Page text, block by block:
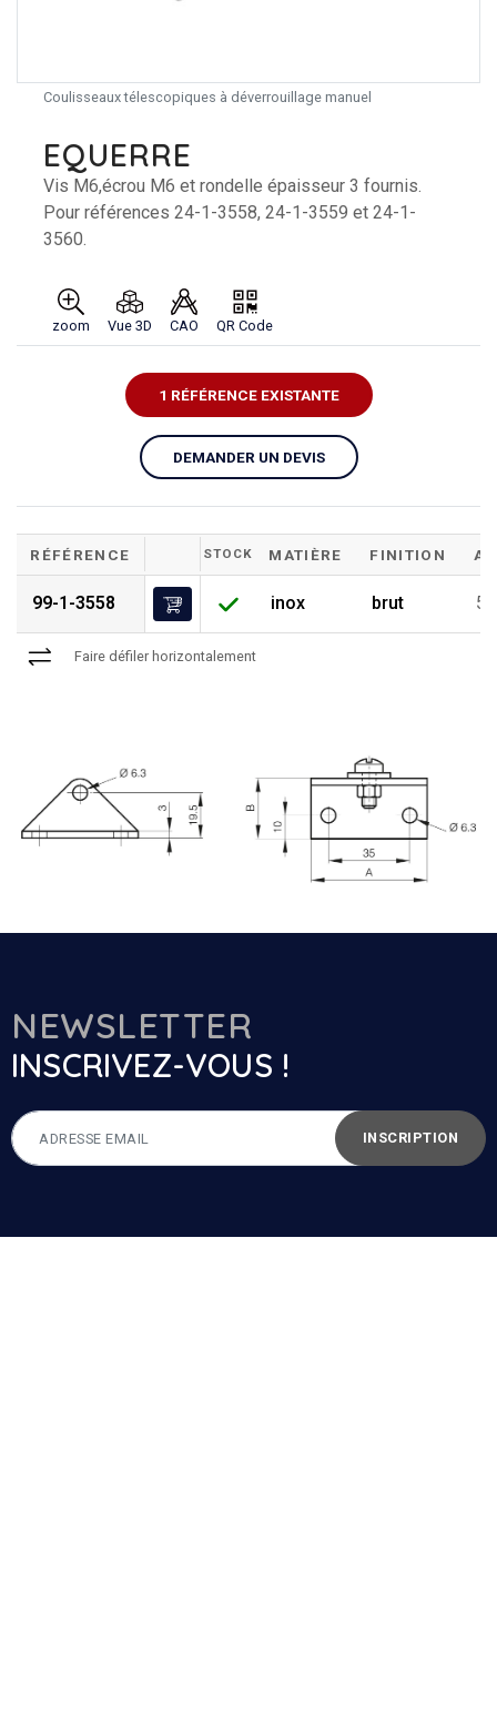
Coulisseaux télescopiques à déverrouillage manuel
EQUERRE
Vis M6,écrou M6 et rondelle épaisseur 3 fournis.
Pour références 24-1-3558, 24-1-3559 et 24-1-
3560.
zoom Vue 3D CAO QR Code
1 RÉFÉRENCE EXISTANTE
DEMANDER UN DEVIS
RÉFÉRENCE STOCK MATIÈRE FINITION A
99-1-3558 inox brut
Faire défiler horizontalement
NEWSLETTER
INSCRIVEZ-VOUS !
INSCRIPTION